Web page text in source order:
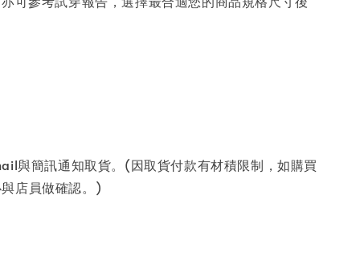
與簡訊通知取貨。(因取貨付款有材積限制，如購買
店員做確認。)